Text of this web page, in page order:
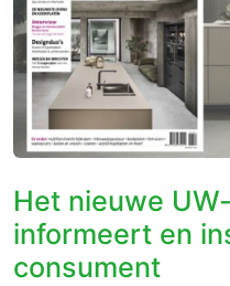
Het nieuwe
informeert en
consument